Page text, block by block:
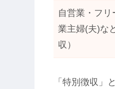
自営業・フ
業主婦(夫)な
収）
「特別徴収」